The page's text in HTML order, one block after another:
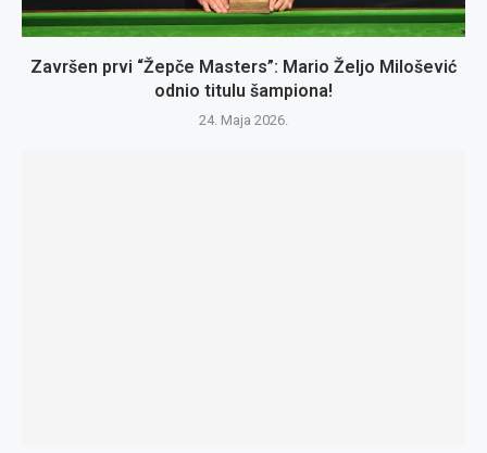
Završen prvi “Žepče Masters”: Mario Željo Milošević
odnio titulu šampiona!
24. Maja 2026.